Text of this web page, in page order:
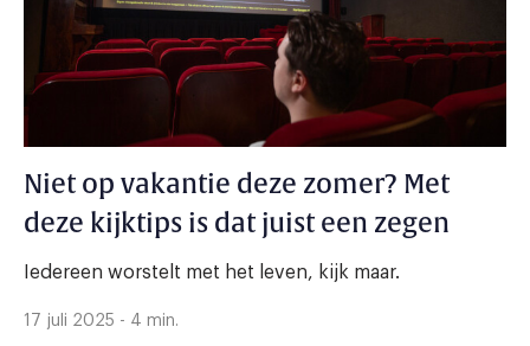
Niet op vakantie deze zomer? Met
deze kijktips is dat juist een zegen
Iedereen worstelt met het leven, kijk maar.
17 juli 2025 - 4 min.